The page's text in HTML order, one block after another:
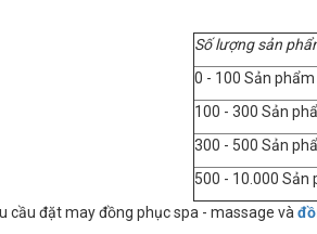
Số lượng sản
0 - 100 Sản phẩm
100 - 300 Sản
300 - 500 Sản
500 - 10.000 Sản
cầu đặt may đồng phục spa - massage và